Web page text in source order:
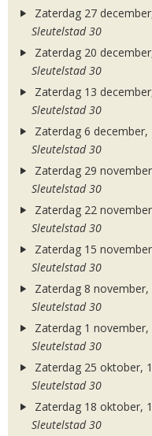
Zaterdag 27
Sleutelstad 30
Zaterdag 20
Sleutelstad 30
Zaterdag 13
Sleutelstad 30
Zaterdag 6 december,
Sleutelstad 30
Zaterdag 29
Sleutelstad 30
Zaterdag 22
Sleutelstad 30
Zaterdag 15
Sleutelstad 30
Zaterdag 8 november,
Sleutelstad 30
Zaterdag 1 november,
Sleutelstad 30
Zaterdag 25 oktober,
Sleutelstad 30
Zaterdag 18 oktober,
Sleutelstad 30